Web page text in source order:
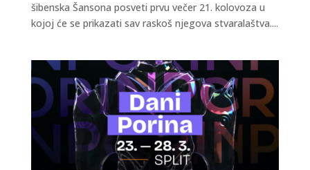
šibenska Šansona posveti prvu večer 21. kolovoza u
kojoj će se prikazati sav raskoš njegova stvaralaštva....